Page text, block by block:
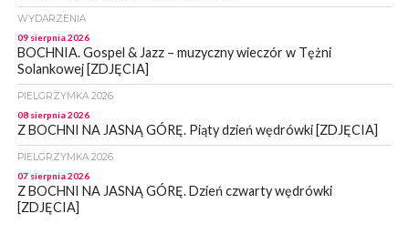
WYDARZENIA
09 sierpnia 2026
BOCHNIA. Gospel & Jazz – muzyczny wieczór w Tężni
Solankowej [ZDJĘCIA]
PIELGRZYMKA 2026
08 sierpnia 2026
Z BOCHNI NA JASNĄ GÓRĘ. Piąty dzień wędrówki [ZDJĘCIA]
PIELGRZYMKA 2026
07 sierpnia 2026
Z BOCHNI NA JASNĄ GÓRĘ. Dzień czwarty wędrówki
[ZDJĘCIA]